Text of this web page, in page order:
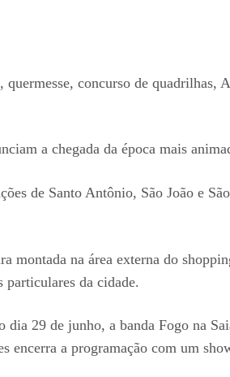
concurso de
a chegada da época mais
de Santo Antônio, São João e
montada na área externa do
particulares da cidade.
29 de junho, a banda Fogo na
a programação com um